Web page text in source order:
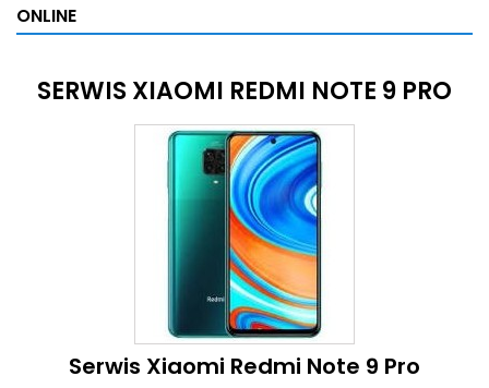
ONLINE
SERWIS XIAOMI REDMI NOTE 9 PRO
Serwis Xiaomi Redmi Note 9 Pro